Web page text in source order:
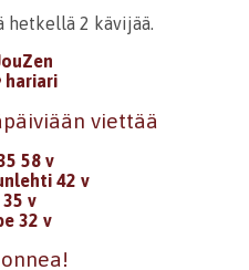
hetkellä 2 kävijää.
hariari
viettää
58 v
42 v
35 v
32 v